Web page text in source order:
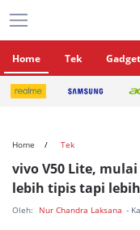
Home Tek Gadget
Home Tek
vivo V50 Lite,
lebih tipis tapi
Oleh: Nur Chandra Laksana -